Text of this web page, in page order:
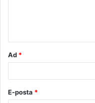
Ad *
E-posta *